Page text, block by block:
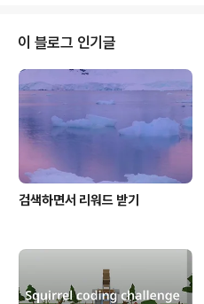
이 블로그 인기글
검색하면서 리워드 받기